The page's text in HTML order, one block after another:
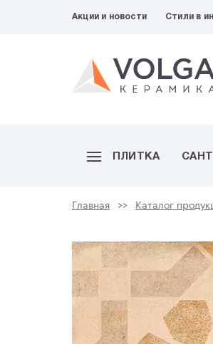
Акции и новости Стили в
ПЛИТКА
Главная Каталог